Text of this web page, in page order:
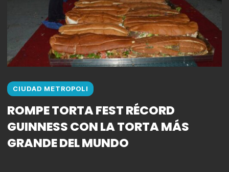
CIUDAD METROPOLI
ROMPE TORTA FEST RÉCORD
GUINNESS CON LA TORTA MÁS
GRANDE DEL MUNDO